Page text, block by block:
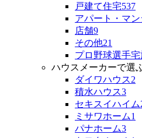
戸建て住宅537
アパート・マ
店舗9
その他21
プロ野球選手宅
ハウスメーカーで選
ダイワハウス2
積水ハウス3
セキスイハイム
ミサワホーム1
パナホーム3